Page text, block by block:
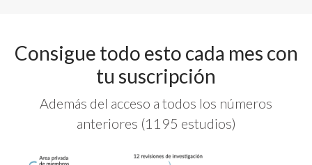
Consigue todo esto cada mes con
tu suscripción
Además del acceso a todos los números
anteriores (1195 estudios)